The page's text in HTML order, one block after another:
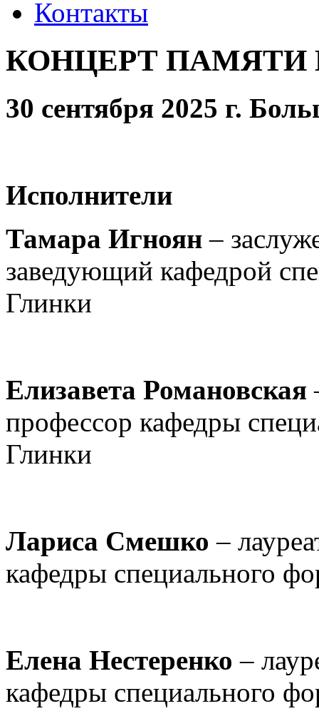
Контакты
КОНЦЕРТ ПАМЯТИ
30 сентября 2025 г.
Исполнители
Тамара Игноян –
заведующий кафедрой
Глинки
Елизавета Романовская
профессор кафедры
Глинки
Лариса Смешко –
кафедры специального
Елена Нестеренко –
кафедры специального